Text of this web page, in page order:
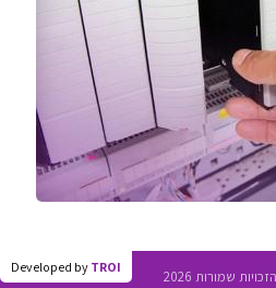
Developed by TROI